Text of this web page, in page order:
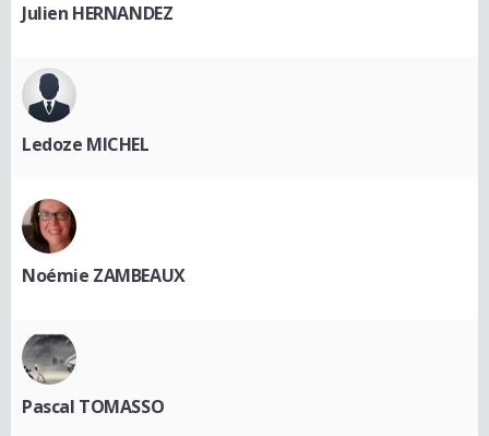
Julien HERNANDEZ
Ledoze MICHEL
Noémie ZAMBEAUX
Pascal TOMASSO